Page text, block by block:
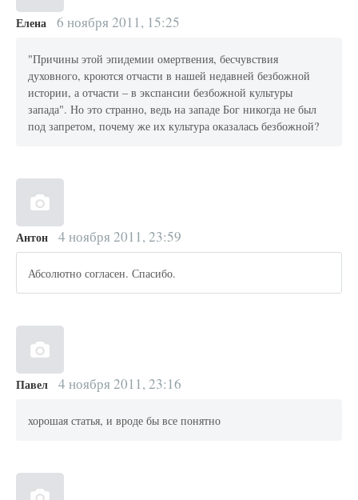
Елена 6 ноября 2011, 15:25
"Причины этой эпидемии омертвения, бесчувствия
духовного, кроются отчасти в нашей недавней безбожной
истории, а отчасти – в экспансии безбожной культуры
запада". Но это странно, ведь на западе Бог никогда не был
под запретом, почему же их культура оказалась безбожной?
Антон 4 ноября 2011, 23:59
Абсолютно согласен. Спасибо.
Павел 4 ноября 2011, 23:16
хорошая статья, и вроде бы все понятно